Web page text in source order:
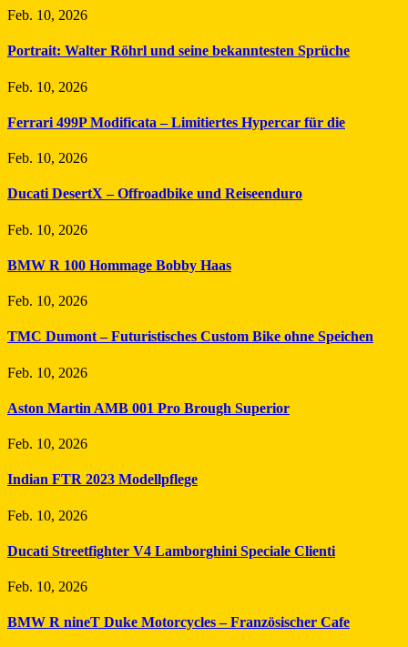
Feb. 10, 2026
Portrait: Walter Röhrl und seine bekanntesten Sprüche
Feb. 10, 2026
Ferrari 499P Modificata – Limitiertes Hypercar für die
Feb. 10, 2026
Ducati DesertX – Offroadbike und Reiseenduro
Feb. 10, 2026
BMW R 100 Hommage Bobby Haas
Feb. 10, 2026
TMC Dumont – Futuristisches Custom Bike ohne Speichen
Feb. 10, 2026
Aston Martin AMB 001 Pro Brough Superior
Feb. 10, 2026
Indian FTR 2023 Modellpflege
Feb. 10, 2026
Ducati Streetfighter V4 Lamborghini Speciale Clienti
Feb. 10, 2026
BMW R nineT Duke Motorcycles – Französischer Cafe